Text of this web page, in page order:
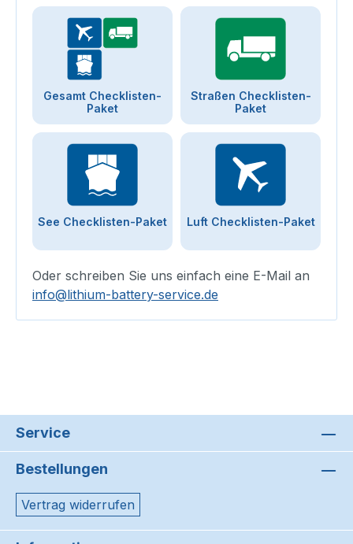
Gesamt Checklisten-
Paket
Straßen Checklisten-
Paket
See Checklisten-Paket Luft Checklisten-Paket
Oder schreiben Sie uns einfach eine E-Mail an
info@lithium-battery-service.de
Service
Bestellungen
Vertrag widerrufen